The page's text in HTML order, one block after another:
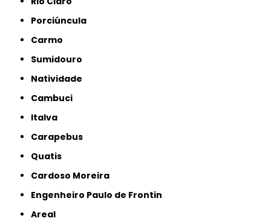
Porciúncula
Carmo
Sumidouro
Natividade
Cambuci
Italva
Carapebus
Quatis
Cardoso Moreira
Engenheiro Paulo de Frontin
Areal